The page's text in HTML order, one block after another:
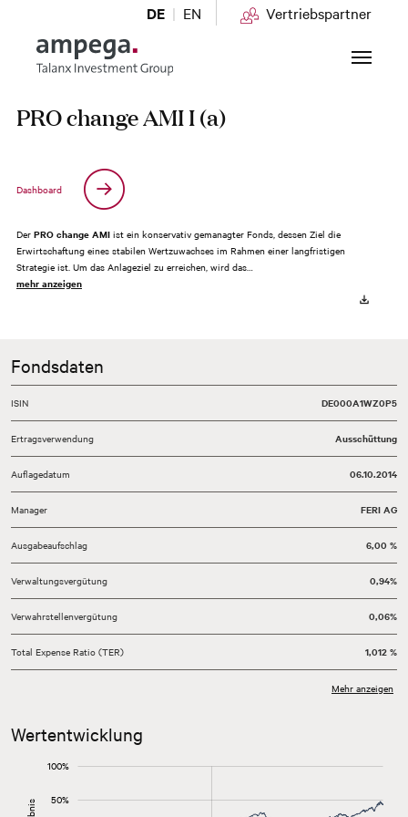
DE EN
Vertriebspartner
Zum Hauptinhalt springen
PRO change AMI I (a)
Dashboard
Der PRO change AMI ist ein konservativ gemanagter Fonds, dessen Ziel die
Erwirtschaftung eines stabilen Wertzuwachses im Rahmen einer langfristigen
Strategie ist. Um das Anlageziel zu erreichen, wird das…
mehr anzeigen
Fondsdaten
ISIN DE000A1WZ0P5
Ertragsverwendung Ausschüttung
Auflagedatum 06.10.2014
Manager FERI AG
Ausgabeaufschlag 6,00 %
Verwaltungsvergütung 0,94%
Verwahrstellenvergütung 0,06%
Total Expense Ratio (TER) 1,012 %
EUR
Vertriebszulassungen
Mehr anzeigen
Wertentwicklung
50%
100%